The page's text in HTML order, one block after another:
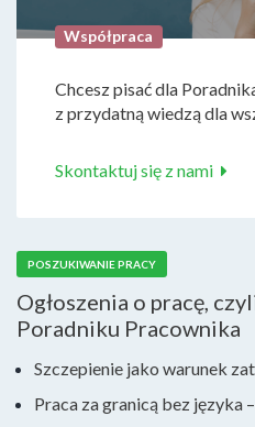
Współpraca
Chcesz pisać dla
z przydatną wiedzą dla
Skontaktuj się z nami
POSZUKIWANIE PRACY
Ogłoszenia o pracę,
Poradniku Pracownika
Szczepienie jako warunek
Praca za granicą bez języka